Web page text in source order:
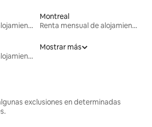
Renta mensual de alojamientos
Montreal
Renta mensual de alojamientos
Renta mensual de alojamientos
Mostrar más
exclusiones en determinadas